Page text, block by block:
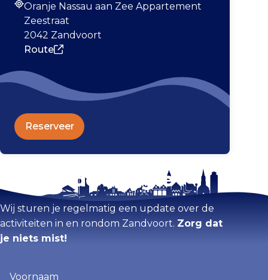
Adres
Oranje Nassau aan Zee Appartement
Zeestraat
2042 Zandvoort
Route
Reserveer
Kaart vergroten
Blijf op de hoogte
Wij sturen je regelmatig een update over de
activiteiten in en rondom Zandvoort. Zorg dat
je niets mist!
(Vereist)